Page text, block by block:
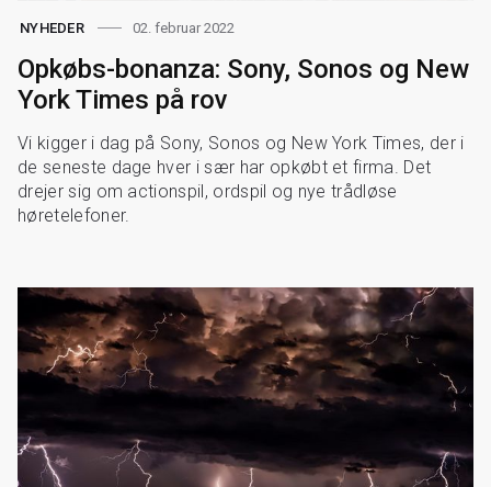
NYHEDER 02. februar 2022
Opkøbs-bonanza: Sony, Sonos og New
York Times på rov
Vi kigger i dag på Sony, Sonos og New York Times, der i
de seneste dage hver i sær har opkøbt et firma. Det
drejer sig om actionspil, ordspil og nye trådløse
høretelefoner.